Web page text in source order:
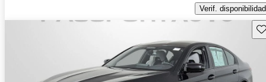
Verif. disponibilidad